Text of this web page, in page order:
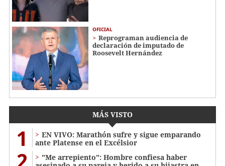
OFICIAL
Reprograman audiencia de
declaración de imputado de
Roosevelt Hernández
MÁS VISTO
1
EN VIVO: Marathón sufre y sigue emparando
ante Platense en el Excélsior
"Me arrepiento": Hombre confiesa haber